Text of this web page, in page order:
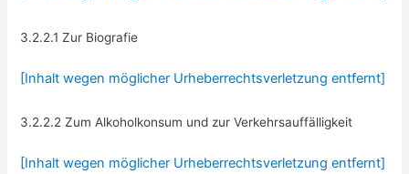
3.2.2.1 Zur Biografie
[Inhalt wegen möglicher Urheberrechtsverletzung entfernt]
3.2.2.2 Zum Alkoholkonsum und zur Verkehrsauffälligkeit
[Inhalt wegen möglicher Urheberrechtsverletzung entfernt]